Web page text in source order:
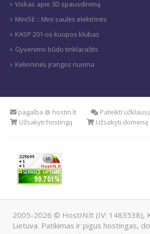
Viskas apie 3D spausdinimą
MiniSE :: Mini saulės elektrinės
KASP 201-os kuopos klubas
Gyvenimo būdo tinklaraštis
Kelioninės įrangos nuoma
pagalba @ hostin.lt
Pateikti užklausą
Užsakyti hostingą
Užsakyti domeną
2005-2026 © HostIN.lt (IV: 1483538),
Lietuva. Patikimas ir pigus hostingas,